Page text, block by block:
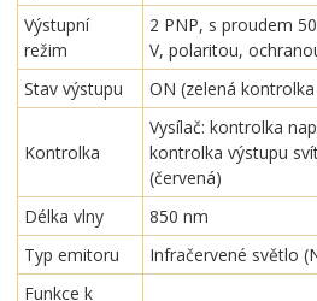
Výstupní
režim
2 PNP, s proudem
V, polaritou,
Stav výstupu
ON (zelená
Kontrolka
Vysílač: kontrolka
kontrolka výstupu
(červená)
Délka vlny
850 nm
Typ emitoru
Infračervené světlo
Funkce k